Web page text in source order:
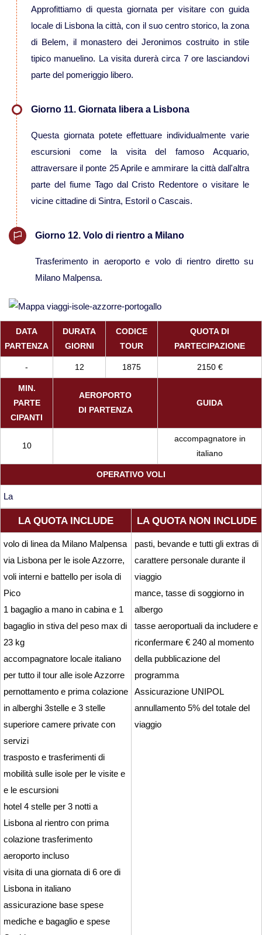
Viaggi in Polinesia
Sud America
Viaggi in Aruba
Viaggi in Argentina e Patagonia
Viaggi in Bolivia
Viaggi in Brasile
Viaggi in Colombia
Viaggi in Ecuador Galapagos
Viaggi in Peru'
Approfittiamo di questa giornata per visitare con guida
locale di Lisbona la città, con il suo centro storico, la zona
di Belem, il monastero dei Jeronimos costruito in stile
tipico manuelino. La visita durerà circa 7 ore lasciandovi
parte del pomeriggio libero.
Giorno 11. Giornata libera a Lisbona
Questa giornata potete effettuare individualmente varie
escursioni come la visita del famoso Acquario,
attraversare il ponte 25 Aprile e ammirare la città dall'altra
parte del fiume Tago dal Cristo Redentore o visitare le
vicine cittadine di Sintra, Estoril o Cascais.
Giorno 12. Volo di rientro a Milano
Trasferimento in aeroporto e volo di rientro diretto su
Milano Malpensa.
DATA
PARTENZA
DURATA
GIORNI
CODICE
TOUR
QUOTA DI
PARTECIPAZIONE
- 12 1875 2150 €
MIN.
PARTE
CIPANTI
AEROPORTO
DI PARTENZA
GUIDA
10
accompagnatore in
italiano
OPERATIVO VOLI
La
LA QUOTA INCLUDE LA QUOTA NON INCLUDE
volo di linea da Milano Malpensa
via Lisbona per le isole Azzorre,
voli interni e battello per isola di
Pico
1 bagaglio a mano in cabina e 1
bagaglio in stiva del peso max di
23 kg
accompagnatore locale italiano
per tutto il tour alle isole Azzorre
pernottamento e prima colazione
in alberghi 3stelle e 3 stelle
superiore camere private con
servizi
trasposto e trasferimenti di
mobilità sulle isole per le visite e
e le escursioni
hotel 4 stelle per 3 notti a
Lisbona al rientro con prima
colazione trasferimento
aeroporto incluso
visita di una giornata di 6 ore di
Lisbona in italiano
assicurazione base spese
mediche e bagaglio e spese
pasti, bevande e tutti gli extras di
carattere personale durante il
viaggio
mance, tasse di soggiorno in
albergo
tasse aeroportuali da includere e
riconfermare € 240 al momento
della pubblicazione del
programma
Assicurazione UNIPOL
annullamento 5% del totale del
viaggio